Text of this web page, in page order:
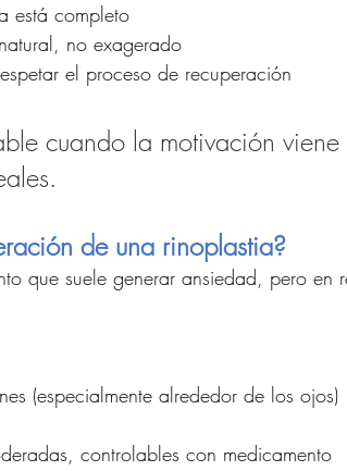
está completo
no exagerado
el proceso de recuperación
cuando la motivación
de una rinoplastia?
que suele generar ansiedad, pero en
(especialmente alrededor de los ojos)
controlables con medicamento